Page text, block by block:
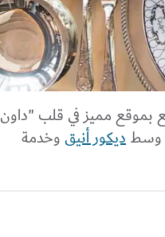
بموقع مميز في قلب "داون
وسطديكور أنيق وخدمة